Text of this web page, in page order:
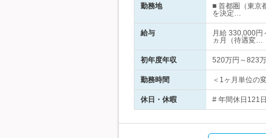
勤務地
■ 首都圏（東京
を決定…
給与
月給 330,000
ヵ月（待遇変…
初年度年収 520万円～823
勤務時間 ＜1ヶ月単位の
休日・休暇 # 年間休日121